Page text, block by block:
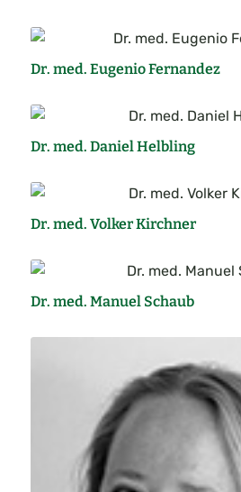
Dr. med. Eugenio Fernandez
Dr. med. Daniel Helbling
Dr. med. Volker Kirchner
Dr. med. Manuel Schaub